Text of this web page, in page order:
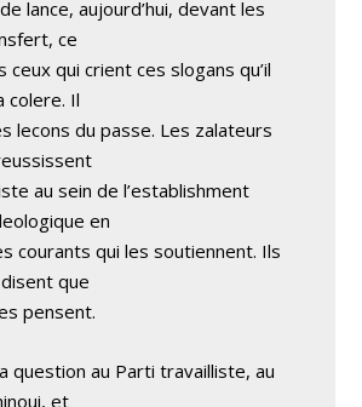
lance, aujourd’hui, devant les
ce
ceux qui crient ces slogans qu’il
colere. Il
lecons du passe. Les zalateurs
au sein de l’establishment
en
courants qui les soutiennent. Ils
que
pensent.
question au Parti travailliste, au
et